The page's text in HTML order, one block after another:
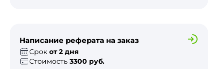
Написание реферата на заказ
Срок от 2 дня
Стоимость 3300 руб.